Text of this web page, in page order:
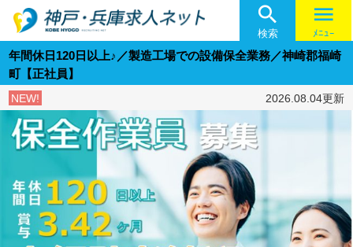

検索
menu
ﾒﾆｭｰ
年間休日120日以上♪／製造工場での設備保全業務／神崎郡福崎
町【正社員】
NEW! 2026.08.04更新